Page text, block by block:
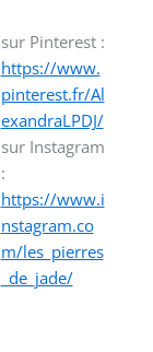
sur Pinterest :
https://www.
pinterest.fr/Al
exandraLPDJ/
sur Instagram
:
https://www.i
nstagram.co
m/les_pierres
_de_jade/